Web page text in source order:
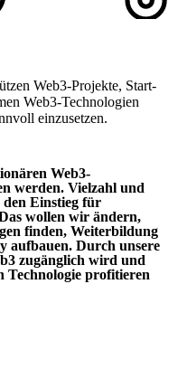
Web3-Projekte, Start-
Web3-Technologien
einzusetzen.
Web3-
werden. Vielzahl und
den Einstieg für
wollen wir ändern,
finden, Weiterbildung
aufbauen. Durch unsere
zugänglich wird und
Technologie profitieren